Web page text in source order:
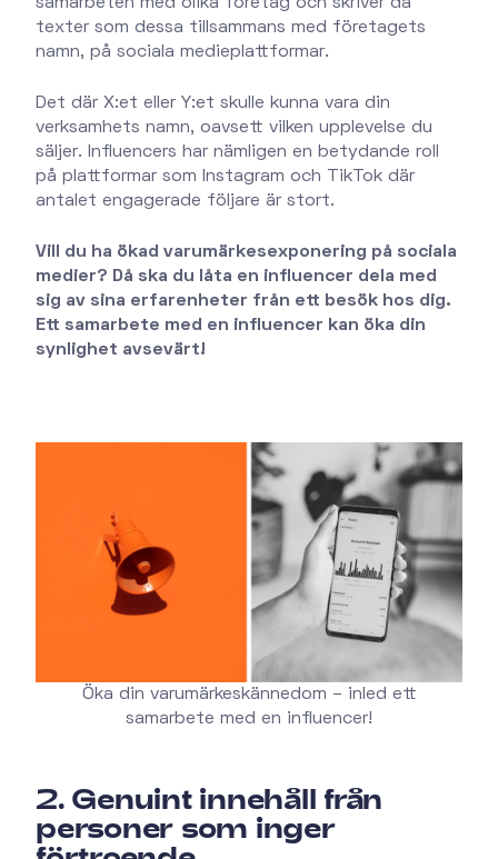
samarbeten med olika företag och skriver då
texter som dessa tillsammans med företagets
namn, på sociala medieplattformar.
Det där X:et eller Y:et skulle kunna vara din
verksamhets namn, oavsett vilken upplevelse du
säljer. Influencers har nämligen en betydande roll
på plattformar som Instagram och TikTok där
antalet engagerade följare är stort.
Vill du ha ökad varumärkesexponering på sociala
medier? Då ska du låta en influencer dela med
sig av sina erfarenheter från ett besök hos dig.
Ett samarbete med en influencer kan öka din
synlighet avsevärt!
Öka din varumärkeskännedom – inled ett
samarbete med en influencer!
2. Genuint innehåll från
personer som inger